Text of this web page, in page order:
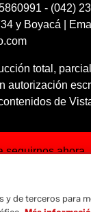
- (042)
y Boyacá |
total,
autorización
de
seguirnos ahora
y de terceros para